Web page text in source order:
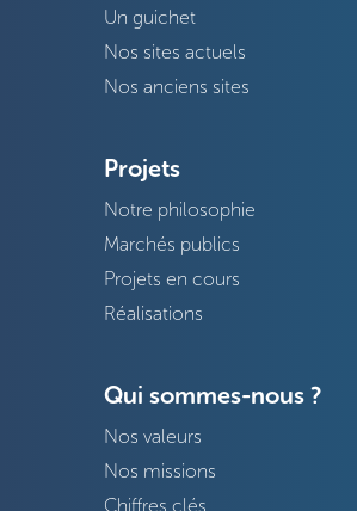
Un guichet
Nos sites actuels
Nos anciens sites
Projets
Notre philosophie
Marchés publics
Projets en cours
Réalisations
Qui sommes-nous ?
Nos valeurs
Nos missions
Chiffres clés